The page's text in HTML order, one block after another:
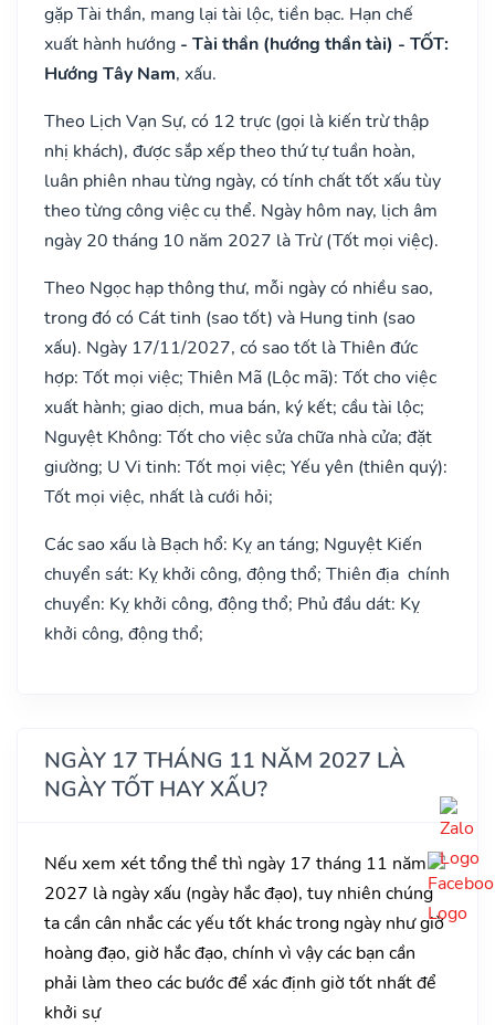
gặp Tài thần, mang lại tài lộc, tiền bạc. Hạn chế
xuất hành hướng - Tài thần (hướng thần tài) - TỐT:
Hướng Tây Nam, xấu.
Theo Lịch Vạn Sự, có 12 trực (gọi là kiến trừ thập
nhị khách), được sắp xếp theo thứ tự tuần hoàn,
luân phiên nhau từng ngày, có tính chất tốt xấu tùy
theo từng công việc cụ thể. Ngày hôm nay, lịch âm
ngày 20 tháng 10 năm 2027 là Trừ (Tốt mọi việc).
Theo Ngọc hạp thông thư, mỗi ngày có nhiều sao,
trong đó có Cát tinh (sao tốt) và Hung tinh (sao
xấu). Ngày 17/11/2027, có sao tốt là Thiên đức
hợp: Tốt mọi việc; Thiên Mã (Lộc mã): Tốt cho việc
xuất hành; giao dịch, mua bán, ký kết; cầu tài lộc;
Nguyệt Không: Tốt cho việc sửa chữa nhà cửa; đặt
giường; U Vi tinh: Tốt mọi việc; Yếu yên (thiên quý):
Tốt mọi việc, nhất là cưới hỏi;
Các sao xấu là Bạch hổ: Kỵ an táng; Nguyệt Kiến
chuyển sát: Kỵ khởi công, động thổ; Thiên địa chính
chuyển: Kỵ khởi công, động thổ; Phủ đầu dát: Kỵ
khởi công, động thổ;
NGÀY 17 THÁNG 11 NĂM 2027 LÀ
NGÀY TỐT HAY XẤU?
Nếu xem xét tổng thể thì ngày 17 tháng 11 năm
2027 là ngày xấu (ngày hắc đạo), tuy nhiên chúng
ta cần cân nhắc các yếu tốt khác trong ngày như giờ
hoàng đạo, giờ hắc đạo, chính vì vậy các bạn cần
phải làm theo các bước để xác định giờ tốt nhất để
khởi sự